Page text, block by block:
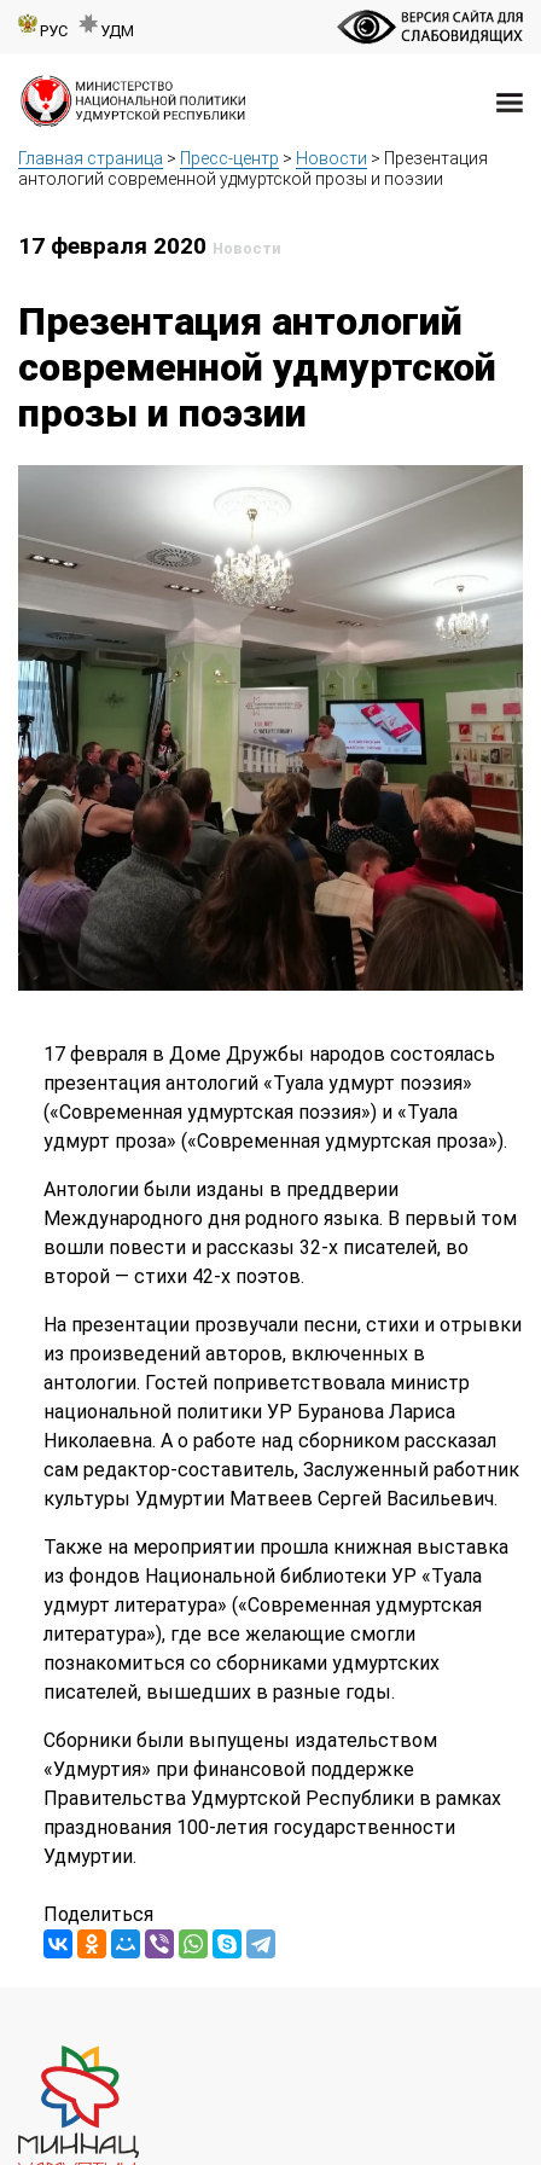
РУС УДМ
Главная страница > Пресс-центр > Новости > Презентация
антологий современной удмуртской прозы и поэзии
17 февраля 2020 Новости
Презентация антологий
современной удмуртской
прозы и поэзии
17 февраля в Доме Дружбы народов состоялась
презентация антологий «Туала удмурт поэзия»
(«Современная удмуртская поэзия») и «Туала
удмурт проза» («Современная удмуртская проза»).
Антологии были изданы в преддверии
Международного дня родного языка. В первый том
вошли повести и рассказы 32-х писателей, во
второй — стихи 42-х поэтов.
На презентации прозвучали песни, стихи и отрывки
из произведений авторов, включенных в
антологии. Гостей поприветствовала министр
национальной политики УР Буранова Лариса
Николаевна. А о работе над сборником рассказал
сам редактор-составитель, Заслуженный работник
культуры Удмуртии Матвеев Сергей Васильевич.
Также на мероприятии прошла книжная выставка
из фондов Национальной библиотеки УР «Туала
удмурт литература» («Современная удмуртская
литература»), где все желающие смогли
познакомиться со сборниками удмуртских
писателей, вышедших в разные годы.
Сборники были выпущены издательством
«Удмуртия» при финансовой поддержке
Правительства Удмуртской Республики в рамках
празднования 100-летия государственности
Удмуртии.
Поделиться